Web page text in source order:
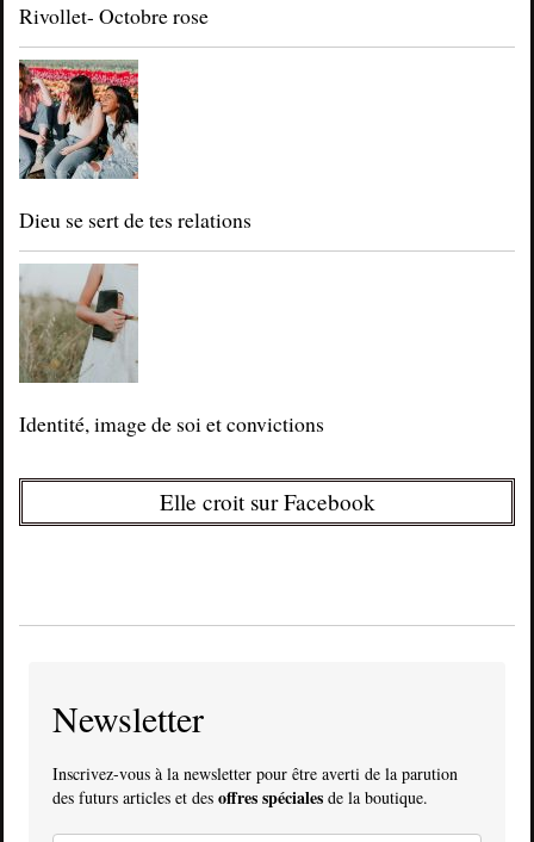
Rivollet- Octobre rose
Dieu se sert de tes relations
Identité, image de soi et convictions
Elle croit sur Facebook
Newsletter
Inscrivez-vous à la newsletter pour être averti de la parution
des futurs articles et des offres spéciales de la boutique.